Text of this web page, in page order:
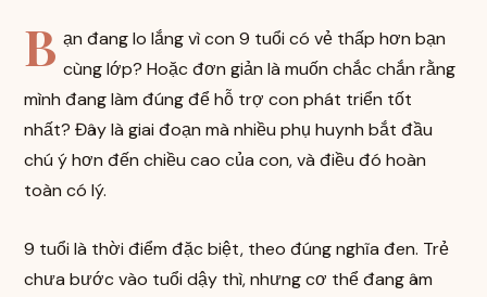
B ạn đang lo lắng vì con 9 tuổi có vẻ thấp hơn bạn
cùng lớp? Hoặc đơn giản là muốn chắc chắn rằng
mình đang làm đúng để hỗ trợ con phát triển tốt
nhất? Đây là giai đoạn mà nhiều phụ huynh bắt đầu
chú ý hơn đến chiều cao của con, và điều đó hoàn
toàn có lý.
9 tuổi là thời điểm đặc biệt, theo đúng nghĩa đen. Trẻ
chưa bước vào tuổi dậy thì, nhưng cơ thể đang âm